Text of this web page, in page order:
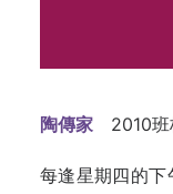
陶傳家 2010
每逢星期四的下